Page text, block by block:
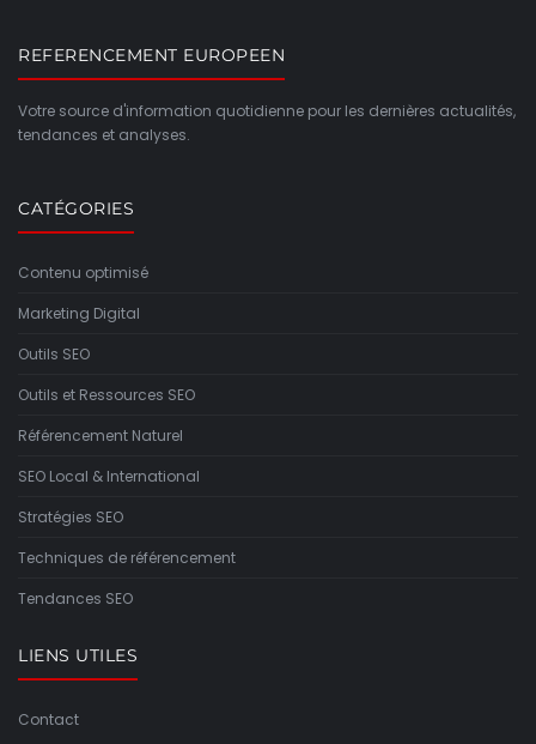
REFERENCEMENT EUROPEEN
Votre source d'information quotidienne pour les dernières actualités,
tendances et analyses.
CATÉGORIES
Contenu optimisé
Marketing Digital
Outils SEO
Outils et Ressources SEO
Référencement Naturel
SEO Local & International
Stratégies SEO
Techniques de référencement
Tendances SEO
LIENS UTILES
Contact